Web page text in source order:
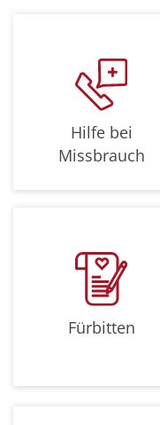
Hilfe bei
Missbrauch
Fürbitten